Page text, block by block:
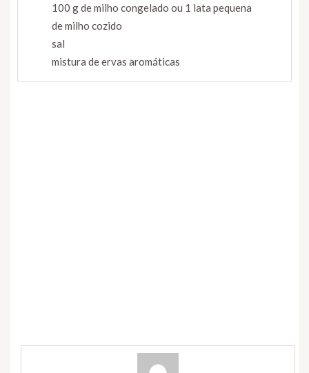
100 g de milho congelado ou 1 lata pequena
de milho cozido
sal
mistura de ervas aromáticas